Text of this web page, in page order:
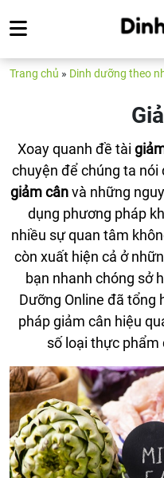
Trang chủ » Dinh dưỡng theo
Xoay quanh đề tài
chuyện để chúng ta nói
giảm cânvà những
dụng phương pháp
nhiều sự quan tâm
còn xuất hiện cả ở
bạn nhanh chóng sở
Dưỡng Online đã tổng
pháp giảm cân hiệu
số loại thực phẩm